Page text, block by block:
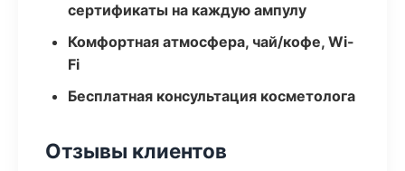
сертификаты на каждую ампулу
Комфортная атмосфера, чай/кофе, Wi-
Fi
Бесплатная консультация косметолога
Отзывы клиентов